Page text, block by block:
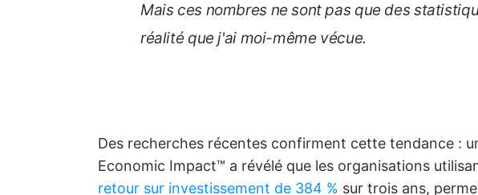
Mais ces nombres ne sont pas que des
réalité que j'ai moi-même vécue.
Des recherches récentes confirment cette tendance :
Economic Impact™ a révélé que les organisations
retour sur investissement de 384 % sur trois ans,